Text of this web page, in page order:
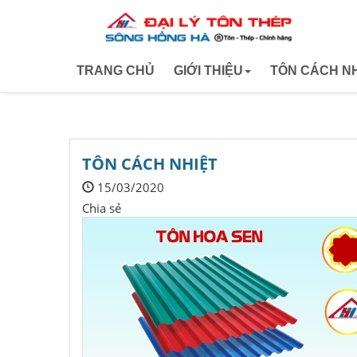
TRANG CHỦ GIỚI THIỆU TÔN CÁCH
Tôn olympic
TÔN CÁCH NHIỆT
15/03/2020
Chia sẻ